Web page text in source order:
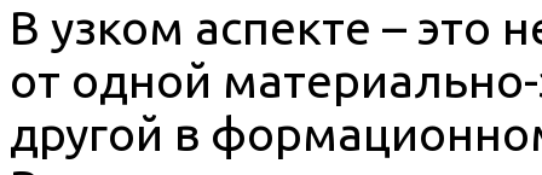
В узком аспекте – это
от одной
другой в